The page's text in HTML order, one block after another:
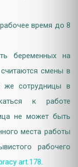
время до 8
беременных на
смены в
же сотрудницы в
к работе
не может быть
места работы
рабочего
art.178.